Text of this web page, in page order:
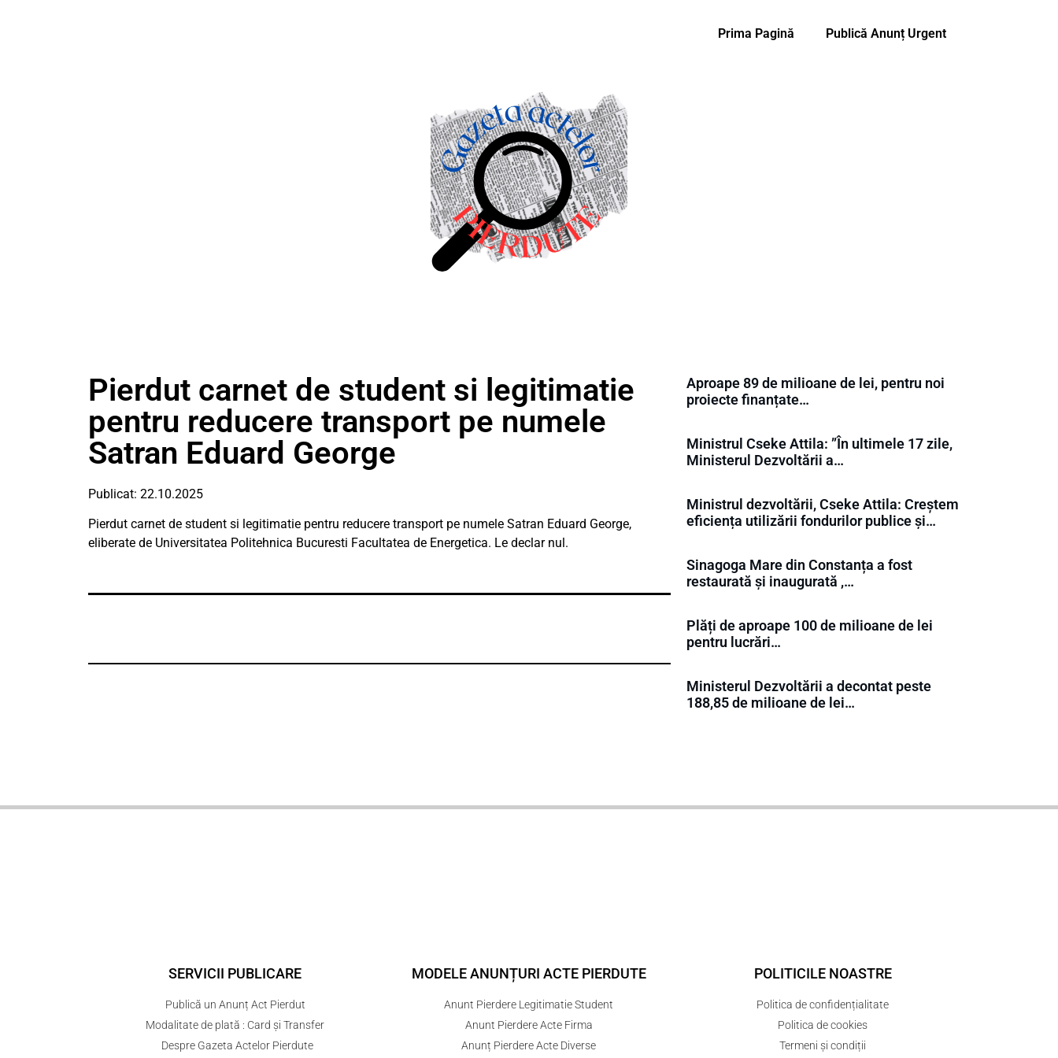
Prima Pagină Publică Anunț Urgent
Pierdut carnet de student si legitimatie
pentru reducere transport pe numele
Satran Eduard George
Publicat: 22.10.2025
Pierdut carnet de student si legitimatie pentru reducere transport pe numele Satran Eduard George,
eliberate de Universitatea Politehnica Bucuresti Facultatea de Energetica. Le declar nul.
Aproape 89 de milioane de lei, pentru noi
proiecte finanțate…
Ministrul Cseke Attila: ”În ultimele 17 zile,
Ministerul Dezvoltării a…
Ministrul dezvoltării, Cseke Attila: Creștem
eficiența utilizării fondurilor publice și…
Sinagoga Mare din Constanța a fost
restaurată și inaugurată ,…
Plăți de aproape 100 de milioane de lei
pentru lucrări…
Ministerul Dezvoltării a decontat peste
188,85 de milioane de lei…
SERVICII PUBLICARE
Publică un Anunț Act Pierdut
Modalitate de plată : Card și Transfer
Despre Gazeta Actelor Pierdute
MODELE ANUNȚURI ACTE PIERDUTE
Anunt Pierdere Legitimatie Student
Anunt Pierdere Acte Firma
Anunț Pierdere Acte Diverse
POLITICILE NOASTRE
Politica de confidențialitate
Politica de cookies
Termeni și condiții